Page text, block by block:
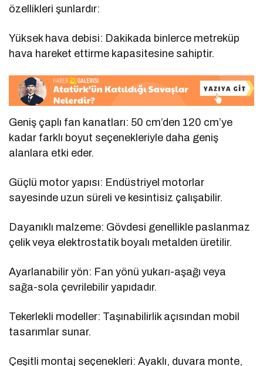
özellikleri şunlardır:
Yüksek hava debisi: Dakikada binlerce metreküp
hava hareket ettirme kapasitesine sahiptir.
Geniş çaplı fan kanatları: 50 cm’den 120 cm’ye
kadar farklı boyut seçenekleriyle daha geniş
alanlara etki eder.
Güçlü motor yapısı: Endüstriyel motorlar
sayesinde uzun süreli ve kesintisiz çalışabilir.
Dayanıklı malzeme: Gövdesi genellikle paslanmaz
çelik veya elektrostatik boyalı metalden üretilir.
Ayarlanabilir yön: Fan yönü yukarı-aşağı veya
sağa-sola çevrilebilir yapıdadır.
Tekerlekli modeller: Taşınabilirlik açısından mobil
tasarımlar sunar.
Çeşitli montaj seçenekleri: Ayaklı, duvara monte,